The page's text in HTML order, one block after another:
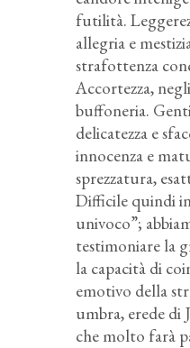
futilità.
allegria e
strafottenza
Accortezza,
buffoneria.
delicatezza e
innocenza e
sprezzatura,
Difficile quindi
univoco”;
testimoniare la
la capacità di
emotivo della
umbra, erede di
che molto farà